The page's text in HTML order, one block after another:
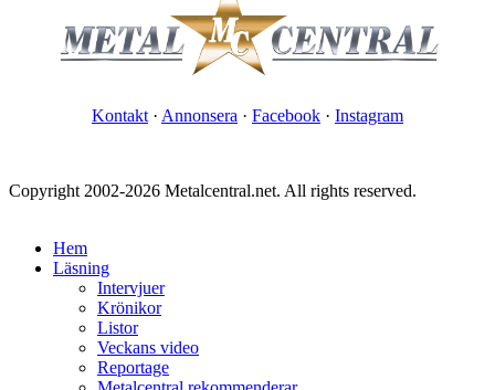
Kontakt · Annonsera · Facebook · Instagram
Copyright 2002-2026 Metalcentral.net. All rights reserved.
Hem
Läsning
Intervjuer
Krönikor
Listor
Veckans video
Reportage